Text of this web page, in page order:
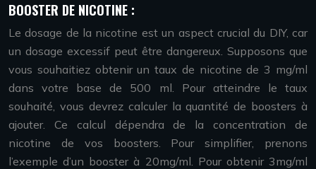
BOOSTER DE NICOTINE :
Le dosage de la nicotine est un aspect crucial du DIY, car
un dosage excessif peut être dangereux. Supposons que
vous souhaitiez obtenir un taux de nicotine de 3 mg/ml
dans votre base de 500 ml. Pour atteindre le taux
souhaité, vous devrez calculer la quantité de boosters à
ajouter. Ce calcul dépendra de la concentration de
nicotine de vos boosters. Pour simplifier, prenons
l’exemple d’un booster à 20mg/ml. Pour obtenir 3mg/ml